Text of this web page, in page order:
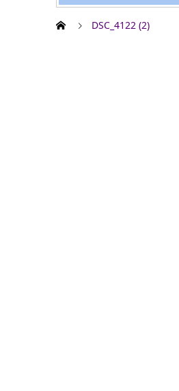
DSC_4122 (2)